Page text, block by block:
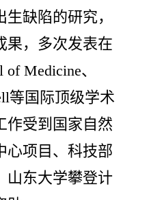
缺陷的研究，
果，多次发表在
Medicine、
等国际顶级学术
作受到国家自然
心项目、科技部
山东大学攀登计